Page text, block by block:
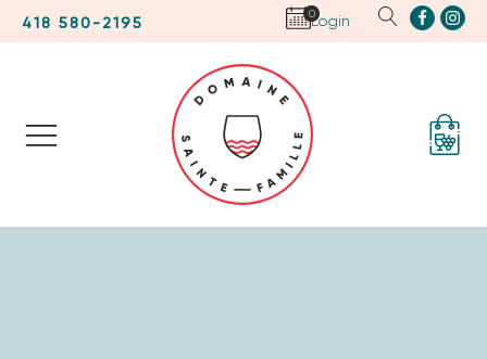
418 580-2195
0Login